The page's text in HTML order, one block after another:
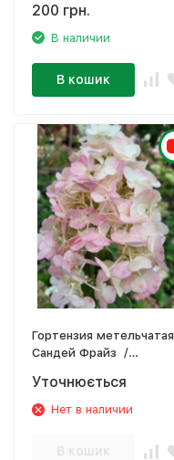
Magical Moonlight
200 грн.
В наличии
В кошик
Гортензия метельчатая
Сандей Фрайз /
Sundae Fraise, `Rensum`
Уточнюється
Нет в наличии
В кошик